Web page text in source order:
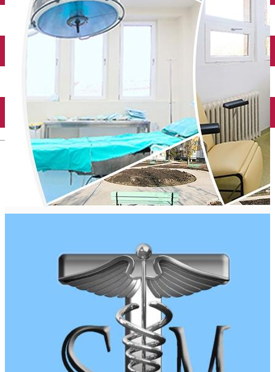
English
Taxi
Parcări
Încărcare vehicule electrice
Conectează-te cu noi
Contact
YouTube
Instagram